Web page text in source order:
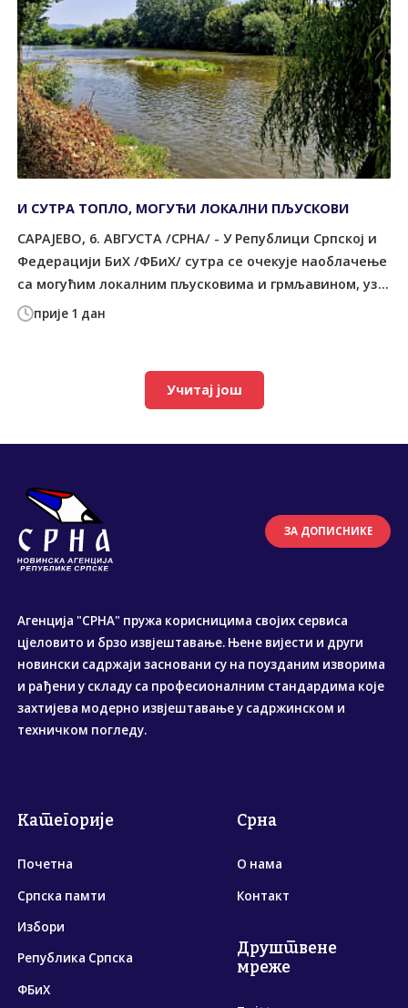
прије 1 дан
И СУТРА ТОПЛО, МОГУЋИ ЛОКАЛНИ ПЉУСКОВИ
САРАЈЕВО, 6. АВГУСТА /СРНА/ - У Републици Српској и
Федерацији БиХ /ФБиХ/ сутра се очекује наоблачење
са могућим локалним пљусковима и грмљавином, уз...
Учитај још
ЗА ДОПИСНИКЕ
Агенција "СРНА" пружа корисницима својих сервиса
цјеловито и брзо извјештавање. Њене вијести и други
новински садржаји засновани су на поузданим изворима
и рађени у складу са професионалним стандардима које
захтијева модерно извјештавање у садржинском и
техничком погледу.
Категорије
Почетна
Српска памти
Избори
Република Српска
ФБиХ
Срна
О нама
Контакт
Друштвене
мреже